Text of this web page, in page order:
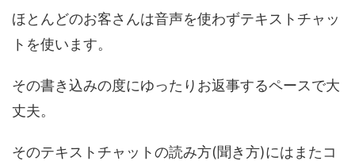
ほとんどのお客さんは音声を使わずテキストチャッ
トを使います。
その書き込みの度にゆったりお返事するペースで大
丈夫。
そのテキストチャットの読み方(聞き方)にはまたコ